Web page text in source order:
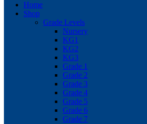
Home
Shop
Grade Levels
Nursery
KG1
KG2
KG3
Grade 1
Grade 2
Grade 3
Grade 4
Grade 5
Grade 6
Grade 7